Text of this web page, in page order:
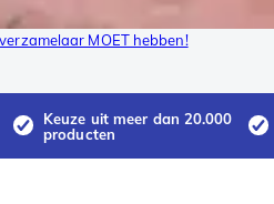
MOET hebben!
Keuze uit meer dan 20.000
producten